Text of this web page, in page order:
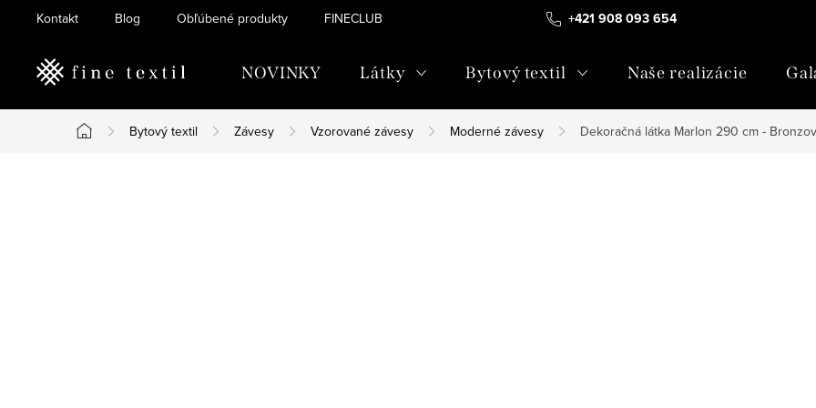
+421 908 093 654
Kontakt Blog Obľúbené produkty FINECLUB
NOVINKY Látky Bytový textil Naše realizácie
Domov
Bytový textil Závesy Vzorované závesy Moderné závesy Dekoračná látka Marlon 290 cm -